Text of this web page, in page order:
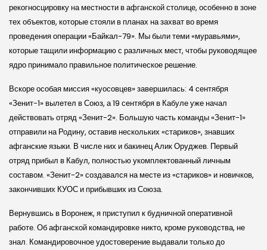
рекогносцировку на местности в афганской столице, особенно в зоне
тех объектов, которые стояли в планах на захват во время
проведения операции «Байкал-79». Мы были теми «муравьями»,
которые тащили информацию с различных мест, чтобы руководящее
ядро принимало правильное политическое решение.
Вскоре особая миссия «куосовцев» завершилась: 4 сентября
«Зенит-1» вылетел в Союз, а 19 сентября в Кабуле уже начал
действовать отряд «Зенит-2». Большую часть команды «Зенит-1»
отправили на Родину, оставив нескольких «стариков», знавших
афганские языки. В числе них и бакинец Алик Оруджев. Первый
отряд прибыл в Кабул, полностью укомплектованный личным
составом. «Зенит-2» создавался на месте из «стариков» и новичков,
закончивших КУОС и прибывших из Союза.
Вернувшись в Воронеж, я приступил к будничной оперативной
работе. Об афганской командировке никто, кроме руководства, не
знал. Командировочное удостоверение выдавали только до